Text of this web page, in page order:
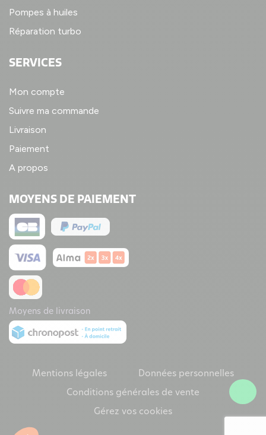
Pompes à huiles
Réparation turbo
SERVICES
Mon compte
Suivre ma commande
Livraison
Paiement
A propos
MOYENS DE PAIEMENT
Moyens de livraison
Mentions légales Données personnelles
Conditions générales de vente
Gérez vos cookies